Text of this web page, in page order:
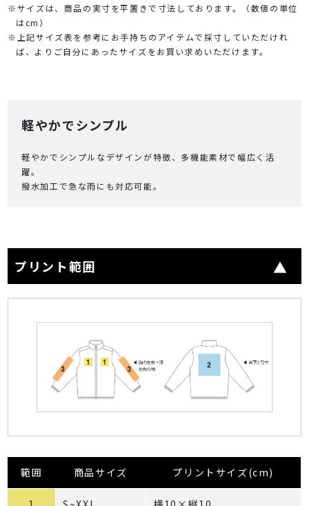
※サイズは、商品の実寸を平置きで寸法しております。（数値の単位
はcm）
※上記サイズ表を参考にお手持ちのアイテムで採寸していただけれ
ば、よりご自分にあったサイズをお買い求めいただけます。
軽やかでシンプル
軽やかでシンプルなデザインが特徴、多機能素材で幅広く活
躍。
撥水加工で急な雨にも対応可能。
プリント範囲
範囲 商品サイズ プリントサイズ(cm)